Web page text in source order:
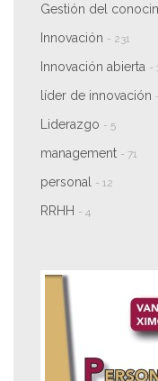
Gestión del
Innovación - 231
Innovación abierta -
líder de innovación
Liderazgo - 5
management - 71
personal - 12
RRHH - 4